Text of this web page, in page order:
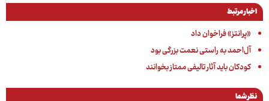
اخبار مرتبط
«پرانتز» فراخوان داد
آل‌احمد به راستی نعمت بزرگی بود
کودکان باید آثار تالیفی ممتاز بخوانند
نظر شما